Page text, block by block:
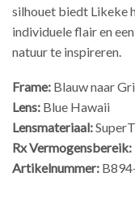
silhouet biedt Likeke
individuele flair en
natuur te inspireren.
Frame: Blauw naar
Lens: Blue Hawaii
Lensmateriaal:
Rx Vermogensbereik:
Artikelnummer: